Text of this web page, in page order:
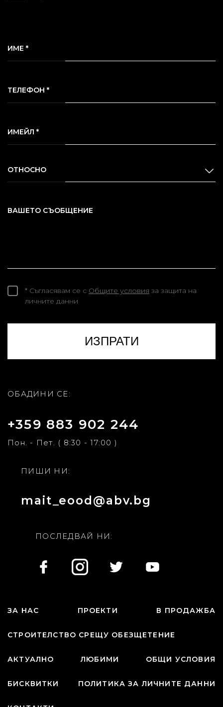
ИМЕ *
ТЕЛЕФОН *
ИМЕЙЛ *
ОТНОСНО
ВАШЕТО СЪОБЩЕНИЕ
* Съгласявам се с Общите условия за защита на
личните данни
ОБАДИНИ СЕ:
+359 883 902 244
Пон. - Пет. ( 8:30 - 17:00 )
ПИШИ НИ:
mait_eood@abv.bg
ПОСЛЕДВАЙ НИ:
ЗА НАС ПРОЕКТИ В ПРОДАЖБА
СТРОИТЕЛСТВО СРЕЩУ ОБЕЗЩЕТЕНИЕ
АКТУАЛНО ЛЮБИМИ ОБЩИ УСЛОВИЯ
БИСКВИТКИ ПОЛИТИКА ЗА ЛИЧНИТЕ ДАННИ